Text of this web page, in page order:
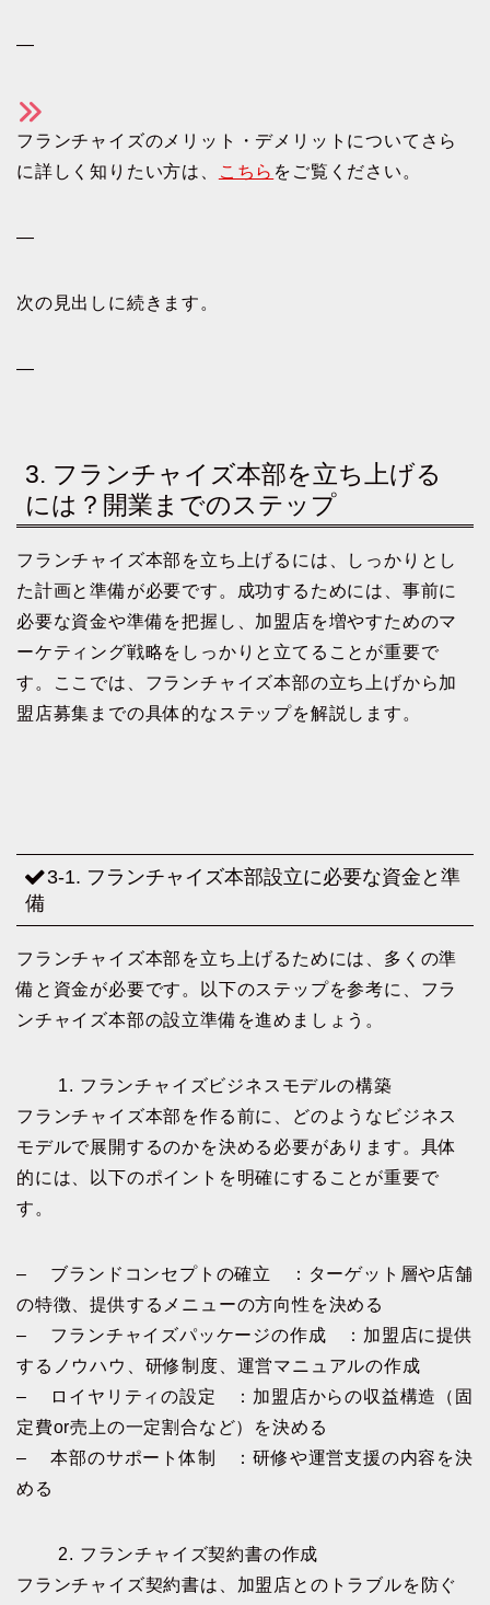
—
フランチャイズのメリット・デメリットについてさら
に詳しく知りたい方は、
こちら をご覧ください。
—
次の見出しに続きます。
—
3. フランチャイズ本部を立ち上げる
には？開業までのステップ
フランチャイズ本部を立ち上げるには、しっかりとし
た計画と準備が必要です。成功するためには、事前に
必要な資金や準備を把握し、加盟店を増やすためのマ
ーケティング戦略をしっかりと立てることが重要で
す。ここでは、フランチャイズ本部の立ち上げから加
盟店募集までの具体的なステップを解説します。
3-1. フランチャイズ本部設立に必要な資金と準
備
フランチャイズ本部を立ち上げるためには、多くの準
備と資金が必要です。以下のステップを参考に、フラ
ンチャイズ本部の設立準備を進めましょう。
1. フランチャイズビジネスモデルの構築
フランチャイズ本部を作る前に、どのようなビジネス
モデルで展開するのかを決める必要があります。具体
的には、以下のポイントを明確にすることが重要で
す。
– ブランドコンセプトの確立 ：ターゲット層や店舗
の特徴、提供するメニューの方向性を決める
– フランチャイズパッケージの作成 ：加盟店に提供
するノウハウ、研修制度、運営マニュアルの作成
– ロイヤリティの設定 ：加盟店からの収益構造（固
定費or売上の一定割合など）を決める
– 本部のサポート体制 ：研修や運営支援の内容を決
める
2. フランチャイズ契約書の作成
フランチャイズ契約書は、加盟店とのトラブルを防ぐ